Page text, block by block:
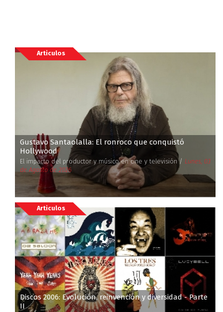
Articulos
Gustavo Santaolalla: El ronroco que conquistó
Hollywood
El impacto del productor y músico en cine y televisión / Lunes, 03
de Agosto de 2026
Articulos
Discos 2006: Evolución, reinvención y diversidad - Parte
II